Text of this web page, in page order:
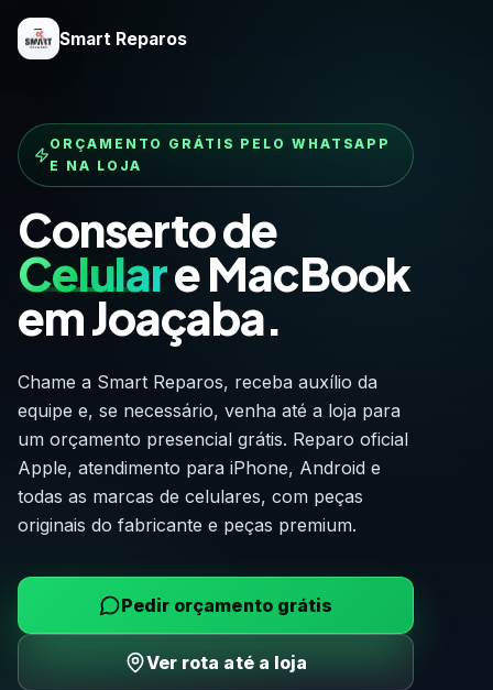
Smart Reparos
ORÇAMENTO GRÁTIS PELO WHATSAPP
E NA LOJA
Conserto de
Celulare MacBook
em Joaçaba.
Chame a Smart Reparos, receba auxílio da
equipe e, se necessário, venha até a loja para
um orçamento presencial grátis. Reparo oficial
Apple, atendimento para iPhone, Android e
todas as marcas de celulares, com peças
originais do fabricante e peças premium.
Pedir orçamento grátis
Ver rota até a loja
REPARO OFICIAL APPLE